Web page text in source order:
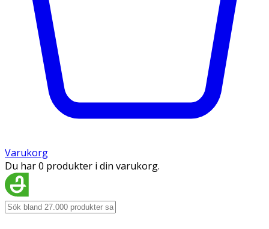
Varukorg
Du har 0 produkter i din varukorg.